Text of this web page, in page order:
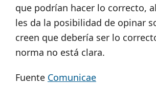
que podrían hacer lo correcto,
les da la posibilidad de opinar
creen que debería ser lo
norma no está clara.
Fuente Comunicae